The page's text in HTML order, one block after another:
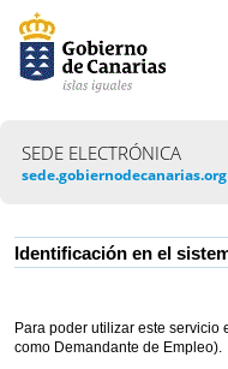
SEDE ELECTRÓNICA
sede.gobiernodecanarias.org